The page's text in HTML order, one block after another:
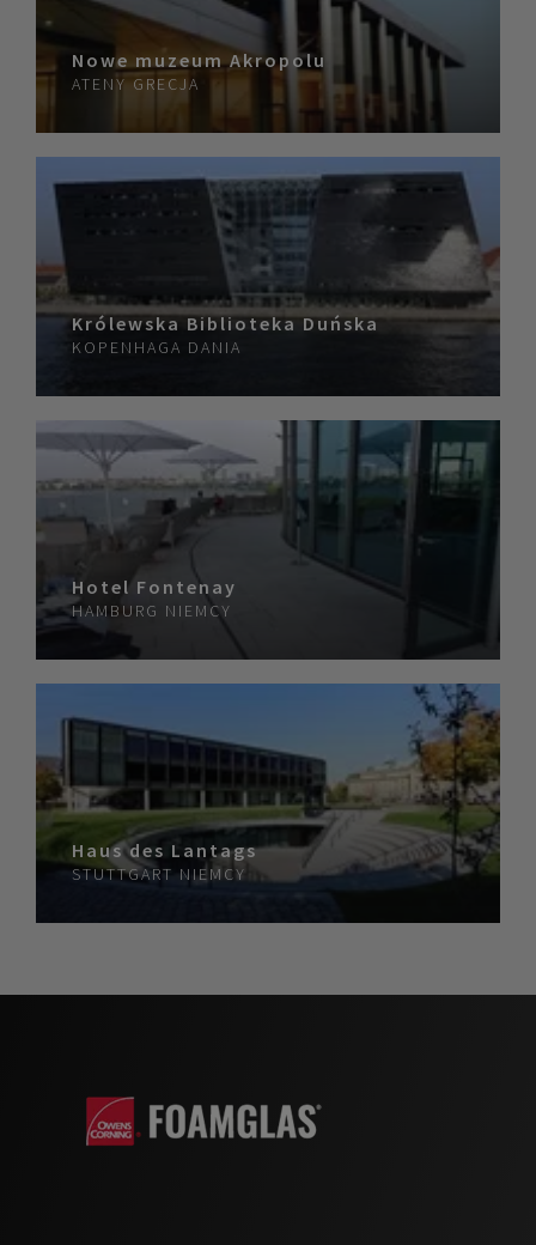
Nowe muzeum Akropolu
ATENY GRECJA
Królewska Biblioteka Duńska
KOPENHAGA DANIA
Hotel Fontenay
HAMBURG NIEMCY
Haus des Lantags
STUTTGART NIEMCY